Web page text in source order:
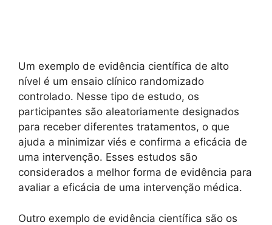
Um exemplo de evidência científica de alto
nível é um ensaio clínico randomizado
controlado. Nesse tipo de estudo, os
participantes são aleatoriamente designados
para receber diferentes tratamentos, o que
ajuda a minimizar viés e confirma a eficácia de
uma intervenção. Esses estudos são
considerados a melhor forma de evidência para
avaliar a eficácia de uma intervenção médica.
Outro exemplo de evidência científica são os